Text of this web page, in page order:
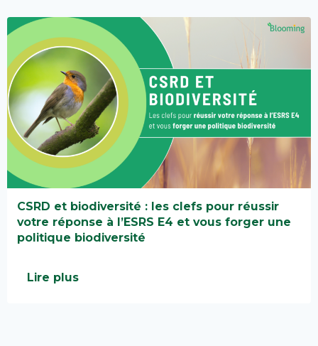
CSRD et biodiversité : les clefs pour réussir
votre réponse à l’ESRS E4 et vous forger une
politique biodiversité
Lire plus